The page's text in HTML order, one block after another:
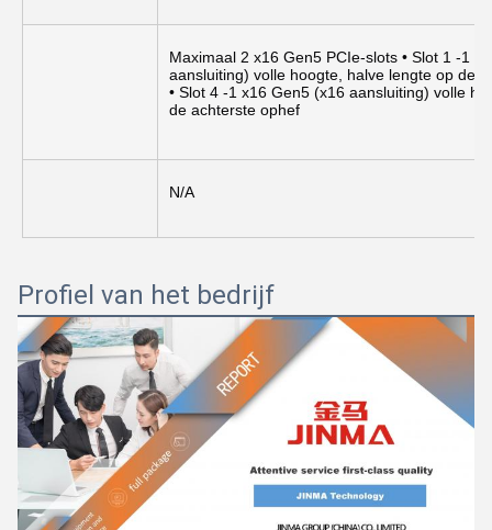
Maximaal 2 x16 Gen5 PCIe-slots • Slot 1 -1
aansluiting) volle hoogte, halve lengte op de
• Slot 4 -1 x16 Gen5 (x16 aansluiting) volle
de achterste ophef
N/A
Profiel van het bedrijf